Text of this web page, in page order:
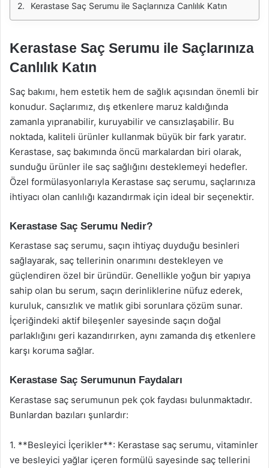
Kerastase Saç Serumu ile Saçlarınıza Canlılık Katın
Kerastase Saç Serumu ile Saçlarınıza
Canlılık Katın
Saç bakımı, hem estetik hem de sağlık açısından önemli bir
konudur. Saçlarımız, dış etkenlere maruz kaldığında
zamanla yıpranabilir, kuruyabilir ve cansızlaşabilir. Bu
noktada, kaliteli ürünler kullanmak büyük bir fark yaratır.
Kerastase, saç bakımında öncü markalardan biri olarak,
sunduğu ürünler ile saç sağlığını desteklemeyi hedefler.
Özel formülasyonlarıyla Kerastase saç serumu, saçlarınıza
ihtiyacı olan canlılığı kazandırmak için ideal bir seçenektir.
Kerastase Saç Serumu Nedir?
Kerastase saç serumu, saçın ihtiyaç duyduğu besinleri
sağlayarak, saç tellerinin onarımını destekleyen ve
güçlendiren özel bir üründür. Genellikle yoğun bir yapıya
sahip olan bu serum, saçın derinliklerine nüfuz ederek,
kuruluk, cansızlık ve matlık gibi sorunlara çözüm sunar.
İçeriğindeki aktif bileşenler sayesinde saçın doğal
parlaklığını geri kazandırırken, aynı zamanda dış etkenlere
karşı koruma sağlar.
Kerastase Saç Serumunun Faydaları
Kerastase saç serumunun pek çok faydası bulunmaktadır.
Bunlardan bazıları şunlardır:
1. **Besleyici İçerikler**: Kerastase saç serumu, vitaminler
ve besleyici yağlar içeren formülü sayesinde saç tellerini